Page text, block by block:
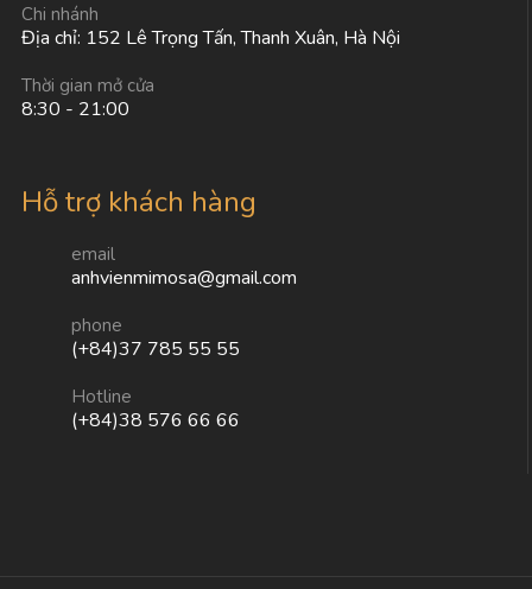
Chi nhánh
Địa chỉ: 152 Lê Trọng Tấn, Thanh Xuân, Hà Nội
Thời gian mở cửa
8:30 - 21:00
Hỗ trợ khách hàng
email
anhvienmimosa@gmail.com
phone
(+84)37 785 55 55
Hotline
(+84)38 576 66 66